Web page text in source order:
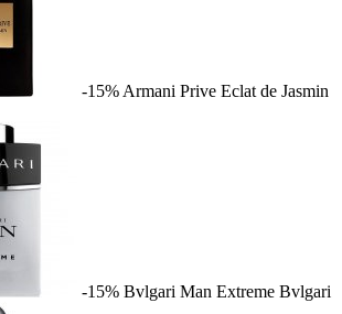
-15% Armani Prive Eclat de Jasmin
-15% Bvlgari Man Extreme Bvlgari